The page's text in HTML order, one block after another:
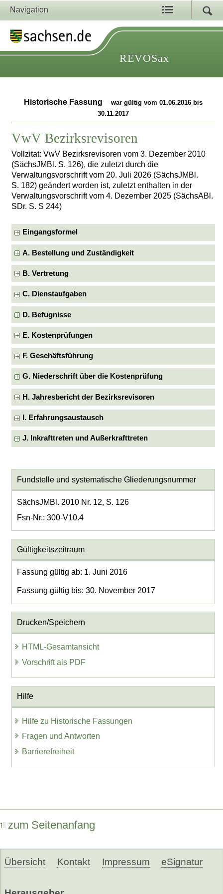
Navigation
REVOSax
Historische Fassung
war gültig vom 01.06.2016 bis
30.11.2017
VwV Bezirksrevisoren
Vollzitat: VwV Bezirksrevisoren vom 3. Dezember 2010
(SächsJMBl. S. 126), die zuletzt durch die
Verwaltungsvorschrift vom 20. Juli 2026 (SächsJMBl.
S. 182) geändert worden ist, zuletzt enthalten in der
Verwaltungsvorschrift vom 4. Dezember 2025 (SächsABl.
SDr. S. S 244)
Eingangsformel
A. Bestellung und Zuständigkeit
B. Vertretung
C. Dienstaufgaben
D. Befugnisse
E. Kostenprüfungen
F. Geschäftsführung
G. Niederschrift über die Kostenprüfung
H. Jahresbericht der Bezirksrevisoren
I. Erfahrungsaustausch
J. Inkrafttreten und Außerkrafttreten
Fundstelle und systematische Gliederungsnummer
SächsJMBl. 2010 Nr. 12, S. 126
Fsn-Nr.: 300-V10.4
Gültigkeitszeitraum
Fassung gültig ab: 1. Juni 2016
Fassung gültig bis: 30. November 2017
Drucken/Speichern
HTML-Gesamtansicht
Vorschrift als PDF
Hilfe
Hilfe zu Historische Fassungen
Fragen und Antworten
Barrierefreiheit
zum Seitenanfang
Übersicht Kontakt Impressum eSignatur